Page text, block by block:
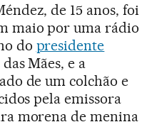
de 15 anos, foi
maio por uma rádio
do presidente
Mães, e a
de um colchão e
pela emissora
morena de menina